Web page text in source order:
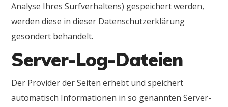
Analyse Ihres Surfverhaltens) gespeichert werden,
werden diese in dieser Datenschutzerklärung
gesondert behandelt.
Server-Log-Dateien
Der Provider der Seiten erhebt und speichert
automatisch Informationen in so genannten Server-